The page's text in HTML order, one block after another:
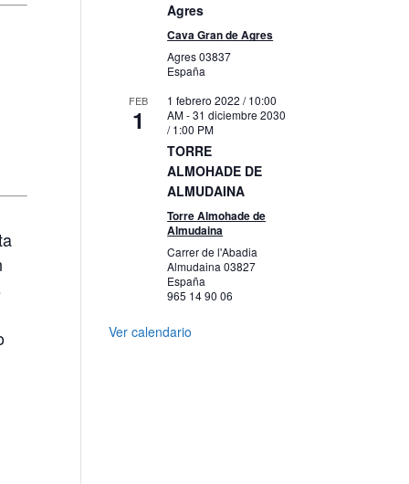
Agres
Cava Gran de Agres
Agres03837
España
FEB
1
1 febrero 2022 / 10:00
AM-31 diciembre 2030
/ 1:00 PM
TORRE
ALMOHADE DE
ALMUDAINA
Torre Almohade de
Almudaina
Carrer de l'Abadia
Almudaina03827
España
965 14 90 06
Ver calendario